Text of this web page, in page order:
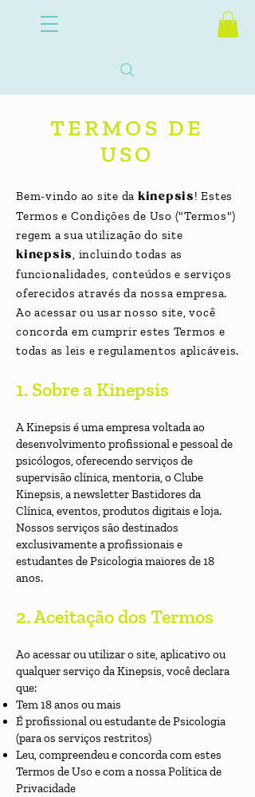
TERMOS DE
USO
Bem-vindo ao site da kinepsis! Estes
Termos e Condições de Uso ("Termos")
regem a sua utilização do site
kinepsis, incluindo todas as
funcionalidades, conteúdos e serviços
oferecidos através da nossa empresa.
Ao acessar ou usar nosso site, você
concorda em cumprir estes Termos e
todas as leis e regulamentos aplicáveis.
1. Sobre a Kinepsis
A Kinepsis é uma empresa voltada ao
desenvolvimento profissional e pessoal de
psicólogos, oferecendo serviços de
supervisão clínica, mentoria, o Clube
Kinepsis, a newsletter Bastidores da
Clínica, eventos, produtos digitais e loja.
Nossos serviços são destinados
exclusivamente a profissionais e
estudantes de Psicologia maiores de 18
anos.
2. Aceitação dos Termos
Ao acessar ou utilizar o site, aplicativo ou
qualquer serviço da Kinepsis, você declara
que:
Tem 18 anos ou mais
É profissional ou estudante de Psicologia
(para os serviços restritos)
Leu, compreendeu e concorda com estes
Termos de Uso e com a nossa Política de
Privacidade